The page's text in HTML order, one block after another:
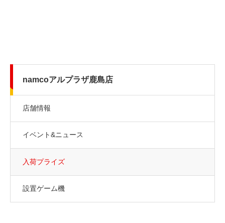
namcoアルプラザ鹿島店
店舗情報
イベント&ニュース
入荷プライズ
設置ゲーム機